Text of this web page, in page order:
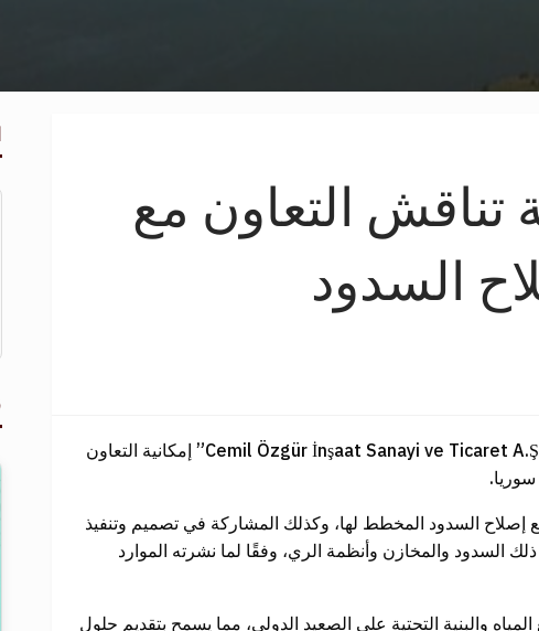
تناقش التعاون مع
السدود
ناقشت الهيئة العامة للموارد المائية مع الشركة التركية “Cemil Özgür İnşaat Sanayi ve Ticaret A.Ş” إمكانية التعاون
إصلاح السدود المخطط لها، وكذلك المشاركة في تصميم وتنفيذ
السدود والمخازن وأنظمة الري، وفقًا لما نشرته الموارد
والبنية التحتية على الصعيد الدولي، مما يسمح بتقديم حلول